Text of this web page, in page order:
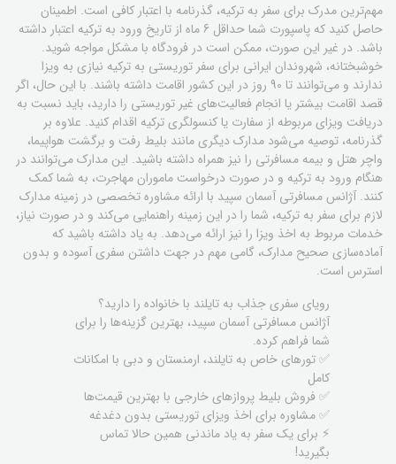
مهم‌ترین مدرک برای سفر به ترکیه، گذرنامه با اعتبار کافی است. اطمینان
حاصل کنید که پاسپورت شما حداقل 6 ماه از تاریخ ورود به ترکیه اعتبار داشته
باشد. در غیر این صورت، ممکن است در فرودگاه با مشکل مواجه شوید.
خوشبختانه، شهروندان ایرانی برای سفر توریستی به ترکیه نیازی به ویزا
ندارند و می‌توانند تا 90 روز در این کشور اقامت داشته باشند. با این حال، اگر
قصد اقامت بیشتر یا انجام فعالیت‌های غیر توریستی را دارید، باید نسبت به
دریافت ویزای مربوطه از سفارت یا کنسولگری ترکیه اقدام کنید. علاوه بر
گذرنامه، توصیه می‌شود مدارک دیگری مانند بلیط رفت و برگشت هواپیما،
واچر هتل و بیمه مسافرتی را نیز همراه داشته باشید. این مدارک می‌توانند در
هنگام ورود به ترکیه و در صورت درخواست ماموران مهاجرت، به شما کمک
کنند. آژانس مسافرتی آسمان سپید با ارائه مشاوره تخصصی در زمینه مدارک
لازم برای سفر به ترکیه، شما را در این زمینه راهنمایی می‌کند و در صورت نیاز،
خدمات مربوط به اخذ ویزا را نیز ارائه می‌دهد. به یاد داشته باشید که
آماده‌سازی صحیح مدارک، گامی مهم در جهت داشتن سفری آسوده و بدون
استرس است.
رویای سفری جذاب به تایلند با خانواده را دارید؟
آژانس مسافرتی آسمان سپید، بهترین گزینه‌ها را برای
شما فراهم کرده.
✅ تورهای خاص به تایلند، ارمنستان و دبی با امکانات
کامل
✅ فروش بلیط پروازهای خارجی با بهترین قیمت‌ها
✅ مشاوره برای اخذ ویزای توریستی بدون دغدغه
⚡ برای یک سفر به یاد ماندنی همین حالا تماس
بگیرید!